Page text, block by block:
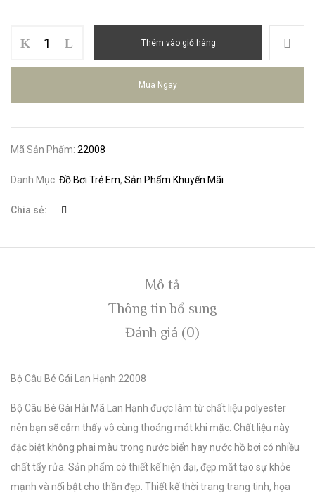
Bơi
BG
22008
số
Thêm vào giỏ hàng
Mua Ngay
Mã Sản Phẩm: 22008
Danh Mục: Đồ Bơi Trẻ Em, Sản Phẩm Khuyến Mãi
Chia sẻ:
Mô tả
Thông tin bổ sung
Đánh giá (0)
Bộ Câu Bé Gái Lan Hạnh 22008
Bộ Câu Bé Gái Hải Mã Lan Hạnh được làm từ chất liệu polyester
nên bạn sẽ cảm thấy vô cùng thoáng mát khi mặc. Chất liệu này
đặc biệt không phai màu trong nước biển hay nước hồ bơi có nhiều
chất tẩy rửa. Sản phẩm có thiết kế hiện đại, đẹp mắt tạo sự khỏe
mạnh và nổi bật cho thần đẹp. Thiết kế thời trang trang tinh, họa